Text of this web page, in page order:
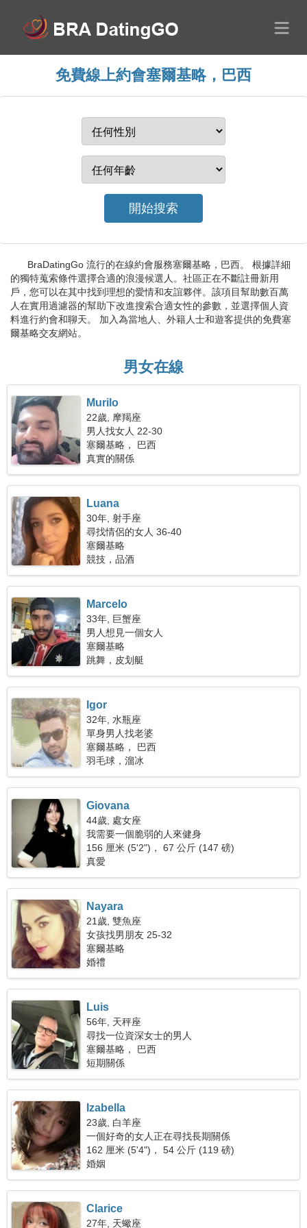
免費線上約會塞爾基略，巴西
BraDatingGo 流行的在線約會服務塞爾基略，巴西。 根據詳細
的獨特蒐索條件選擇合適的浪漫候選人。社區正在不斷註冊新用
戶，您可以在其中找到理想的愛情和友誼夥伴。該項目幫助數百萬
人在實用過濾器的幫助下改進搜索合適女性的參數，並選擇個人資
料進行約會和聊天。 加入為當地人、外籍人士和遊客提供的免費塞
爾基略交友網站。
男女在線
Murilo
22歲, 摩羯座
男人找女人 22-30
塞爾基略， 巴西
真實的關係
Luana
30年, 射手座
尋找情侶的女人 36-40
塞爾基略
競技，品酒
Marcelo
33年, 巨蟹座
男人想見一個女人
塞爾基略
跳舞，皮划艇
Igor
32年, 水瓶座
單身男人找老婆
塞爾基略， 巴西
羽毛球，溜冰
Giovana
44歲, 處女座
我需要一個脆弱的人來健身
156 厘米 (5'2")， 67 公斤 (147 磅)
真愛
Nayara
21歲, 雙魚座
女孩找男朋友 25-32
塞爾基略
婚禮
Luis
56年, 天秤座
尋找一位資深女士的男人
塞爾基略， 巴西
短期關係
Izabella
23歲, 白羊座
一個好奇的女人正在尋找長期關係
162 厘米 (5'4")， 54 公斤 (119 磅)
婚姻
Clarice
27年, 天蠍座